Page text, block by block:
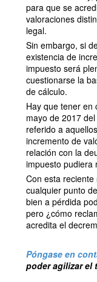
para que se
valoraciones
legal.
Sin embargo, si
existencia de
impuesto será
cuestionarse la
de cálculo.
Hay que tener en
mayo de 2017
referido a
incremento de
relación con la
impuesto pudiera
Con esta
cualquier punto
bien a pérdida
pero ¿cómo
acredita el
Póngase en
poder agilizar el